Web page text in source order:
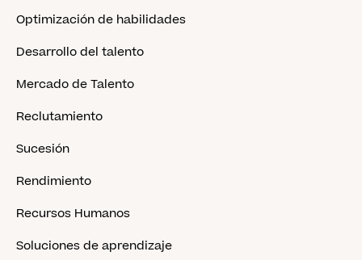
Optimización de habilidades
Desarrollo del talento
Mercado de Talento
Reclutamiento
Sucesión
Rendimiento
Recursos Humanos
Soluciones de aprendizaje